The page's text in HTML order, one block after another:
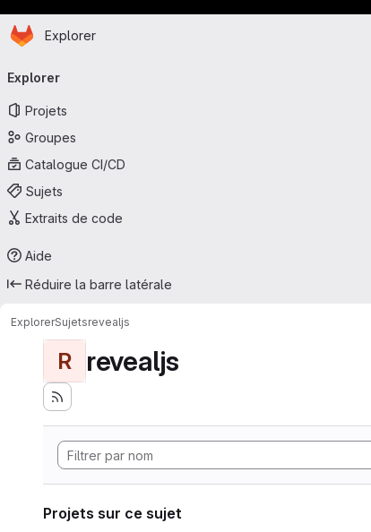
Passer au contenu principal
Page d'accueil
Explorer
principale
Explorer
Projets
Groupes
Catalogue CI/CD
Sujets
Extraits de code
Aide
Réduire la barre latérale
ExplorerSujetsrevealjs
R revealjs
Projets sur ce sujet